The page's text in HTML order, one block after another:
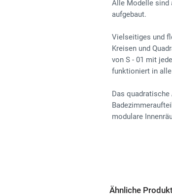
Alle Modelle sind
aufgebaut.
Vielseitiges und
Kreisen und
von S - 01 mit
funktioniert in
Das
modulare
Ähnliche